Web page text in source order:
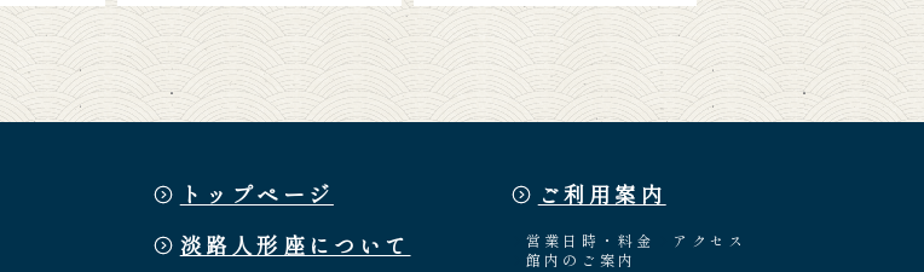
トップページ
淡路人形座について
ご利用案内
営業日時・料金
アクセス
館内のご案内